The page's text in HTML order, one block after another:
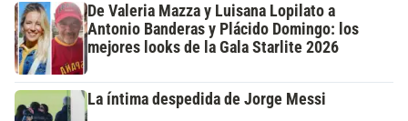
De Valeria Mazza y Luisana Lopilato a
Antonio Banderas y Plácido Domingo: los
mejores looks de la Gala Starlite 2026
La íntima despedida de Jorge Messi